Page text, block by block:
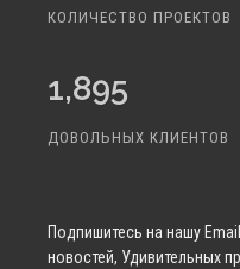
КОЛИЧЕСТВО ПРОЕКТОВ
1,895
ДОВОЛЬНЫХ КЛИЕНТОВ
Подпишитесь на нашу
новостей, Удивительных